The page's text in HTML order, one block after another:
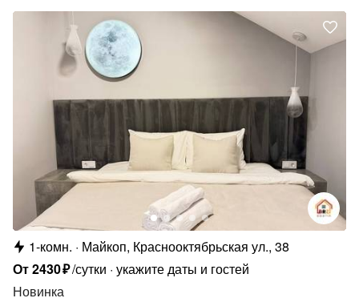
1-комн.
Майкоп, Краснооктябрьская ул., 38
От2430₽/сутки укажите даты и гостей
Новинка